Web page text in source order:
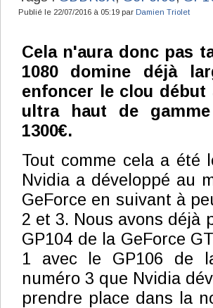
Publié le 22/07/2016 à 05:19 par Damien Triolet
Cela n'aura donc pas
1080 domine déjà
enfoncer le clou début
ultra haut de
1300€.
Tout comme cela a été
Nvidia a développé au
GeForce en suivant à
2 et 3. Nous avons déjà
GP104 de la GeForce
1 avec le GP106 de
numéro 3 que Nvidia
prendre place dans la